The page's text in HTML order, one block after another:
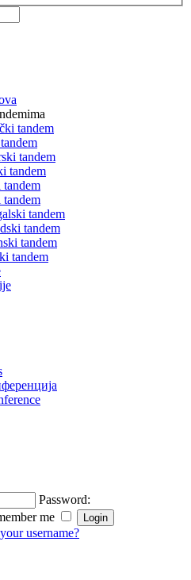
tandem
tandem
tandem
tandem
tandem
tandem
tandem
tandem
tandem
Password:
me
username?